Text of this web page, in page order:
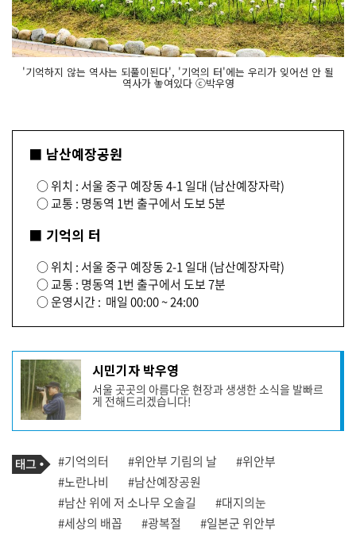
'기억하지 않는 역사는 되풀이된다', '기억의 터'에는 우리가 잊어선 안 될
역사가 놓여있다 ⓒ박우영
■ 남산예장공원
○ 위치 : 서울 중구 예장동 4-1 일대 (남산예장자락)
○ 교통 : 명동역 1번 출구에서 도보 5분
■ 기억의 터
○ 위치 : 서울 중구 예장동 2-1 일대 (남산예장자락)
○ 교통 : 명동역 1번 출구에서 도보 7분
○ 운영시간 : 매일 00:00 ~ 24:00
기
사
작
성
자
프
필
시민기자 박우영
서울 곳곳의 아름다운 현장과 생생한 소식을 발빠르
게 전해드리겠습니다!
사
관
련
태
그
태
그
#기억의터 #위안부 기림의 날
#위안부
#노란나비
#남산예장공원
#남산 위에 저 소나무 오솔길
#대지의눈
#세상의 배꼽
#광복절 #일본군 위안부